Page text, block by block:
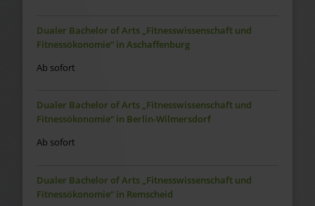
Dualer Bachelor of Arts „Fitnesswissenschaft und
Fitnessökonomie“ in Aschaffenburg
Ab sofort
Dualer Bachelor of Arts „Fitnesswissenschaft und
Fitnessökonomie“ in Berlin-Wilmersdorf
Ab sofort
Dualer Bachelor of Arts „Fitnesswissenschaft und
Fitnessökonomie“ in Remscheid